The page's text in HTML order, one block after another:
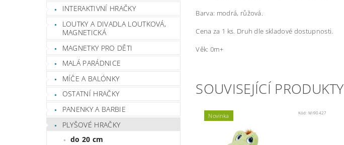
INTERAKTIVNÍ HRAČKY
LOUTKY A DIVADLA LOUTKOVÁ,
MAGNETICKÁ
MAGNETKY PRO DĚTI
MALÁ PARÁDNICE
MÍČE A BALÓNKY
OSTATNÍ HRAČKY
PANENKY A BARBIE
PLYŠOVÉ HRAČKY
do 20 cm
Barva: modrá, růžová.
Cena za 1 ks. Druh dle skladové dostupnosti.
Věk: 0m+
SOUVISEJÍCÍ PRODUKTY
Novinka Kód:MI90427